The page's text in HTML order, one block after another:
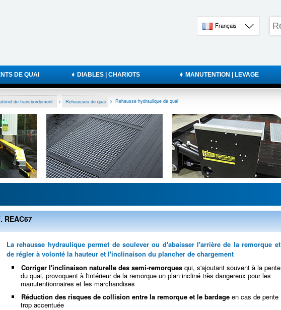
Français
DE QUAI ➧ DIABLES | CHARIOTS ➧ MANUTENTION | LEVAGE
de transbordement > Rehausses de quai > Rehausse hydraulique de quai
REAC67
La rehausse hydraulique permet de soulever ou d'abaisser l'arrière de la remorque et
de régler à volonté la hauteur et l'inclinaison du plancher de chargement
Corriger l'inclinaison naturelle des semi-remorques qui, s'ajoutant souvent à la pente
du quai, provoquent à l'intérieur de la remorque un plan incliné très dangereux pour les
manutentionnaires et les marchandises
Réduction des risques de collision entre la remorque et le bardage en cas de pente
trop accentuée